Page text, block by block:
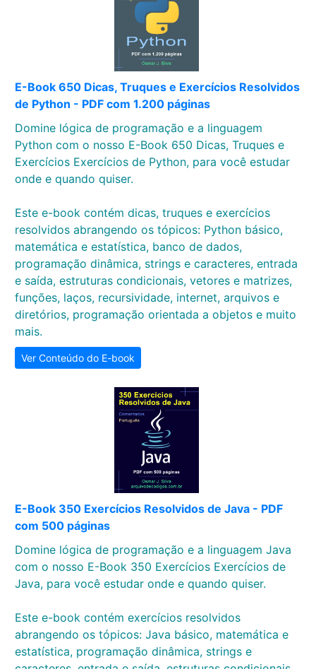
E-Book 650 Dicas, Truques e Exercícios Resolvidos
de Python - PDF com 1.200 páginas
Domine lógica de programação e a linguagem
Python com o nosso E-Book 650 Dicas, Truques e
Exercícios Exercícios de Python, para você estudar
onde e quando quiser.
Este e-book contém dicas, truques e exercícios
resolvidos abrangendo os tópicos: Python básico,
matemática e estatística, banco de dados,
programação dinâmica, strings e caracteres, entrada
e saída, estruturas condicionais, vetores e matrizes,
funções, laços, recursividade, internet, arquivos e
diretórios, programação orientada a objetos e muito
mais.
Ver Conteúdo do E-book
E-Book 350 Exercícios Resolvidos de Java - PDF
com 500 páginas
Domine lógica de programação e a linguagem Java
com o nosso E-Book 350 Exercícios Exercícios de
Java, para você estudar onde e quando quiser.
Este e-book contém exercícios resolvidos
abrangendo os tópicos: Java básico, matemática e
estatística, programação dinâmica, strings e